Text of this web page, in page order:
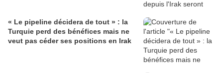
« Le pipeline décidera de tout » : la
Turquie perd des bénéfices mais ne
veut pas céder ses positions en Irak